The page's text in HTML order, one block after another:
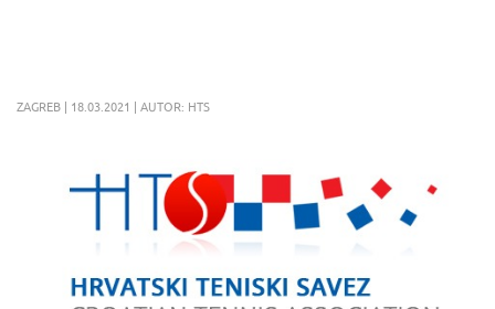
ZAGREB | 18.03.2021 | AUTOR: HTS